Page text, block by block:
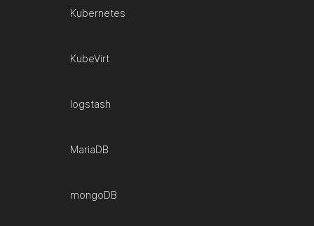
Kubernetes
KubeVirt
logstash
MariaDB
mongoDB